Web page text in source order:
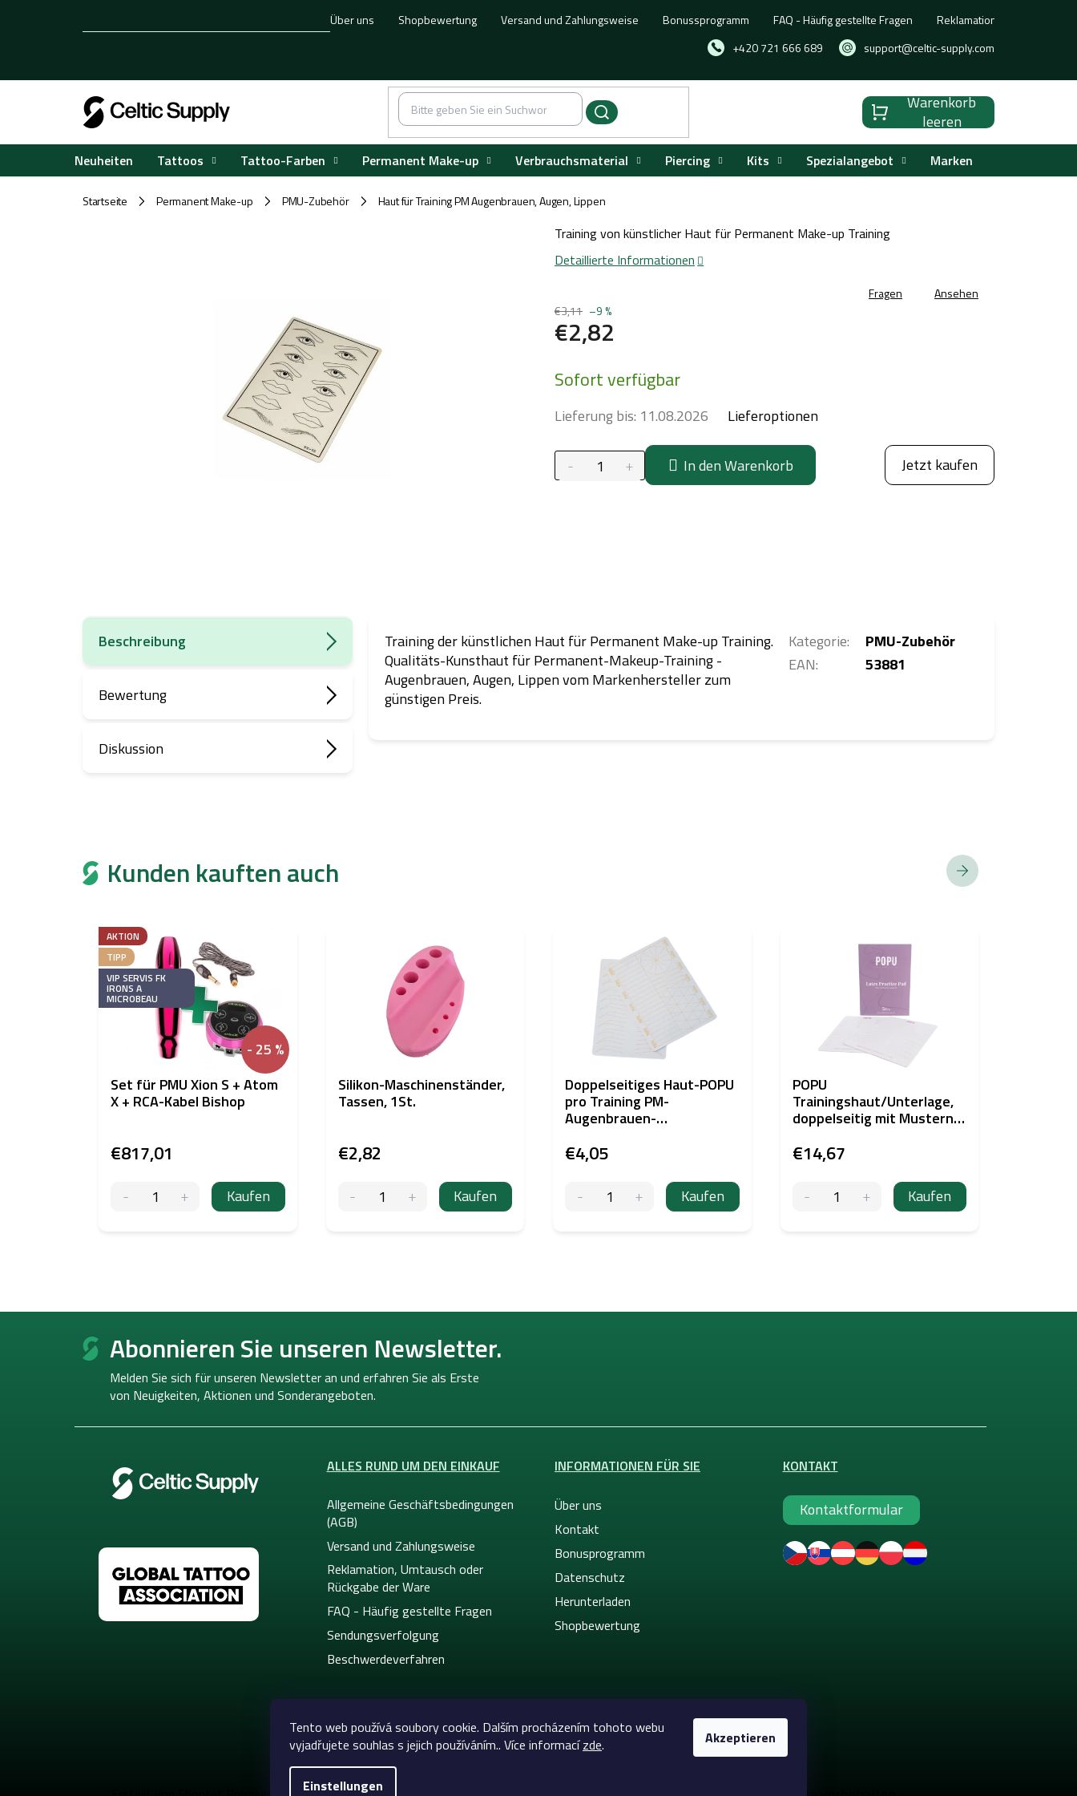
Tento web používá soubory cookie. Dalším procházením tohoto webu
vyjadřujete souhlas s jejich používáním.. Více informacízde.
Einstellungen
Akzeptieren
+420 721 666 689 support@celtic-supply.com
Über uns Shopbewertung Versand und Zahlungsweise Bonussprogramm FAQ - Häufig gestellte Fragen Reklamation, Umtausch
Warenkorb
Warenkorb
leeren
Neuheiten Tattoos Tattoo-Farben Permanent Make-up Verbrauchsmaterial Piercing Kits Spezialangebot Marken
Startseite / Permanent Make-up / PMU-Zubehör / Haut für Training PM Augenbrauen, Augen, Lippen
€3,11 –9 %
€2,82
Sofort verfügbar
Lieferung bis: 11.08.2026 Lieferoptionen
In den Warenkorb Jetzt kaufen
Training von künstlicher Haut für Permanent Make-up Training
Detaillierte Informationen
Fragen Ansehen
Beschreibung
Bewertung
Diskussion
Training der künstlichen Haut für Permanent Make-up Training.
Qualitäts-Kunsthaut für Permanent-Makeup-Training -
Augenbrauen, Augen, Lippen vom Markenhersteller zum
günstigen Preis.
Kategorie:
PMU-Zubehör
EAN: 53881
Kunden kauften auch
- 25 %
AKTION
TIPP
VIP SERVIS FK
IRONS A
MICROBEAU
Set für PMU Xion S + Atom
X + RCA-Kabel Bishop
€817,01
Kaufen
Silikon-Maschinenständer,
Tassen, 1St.
€2,82
Kaufen
Doppelseitiges Haut-POPU
pro Training PM-
Augenbrauen-
€4,05
Kaufen
POPU
Trainingshaut/Unterlage,
doppelseitig mit Mustern,
€14,67
Kaufen
F
Abonnieren Sie unseren Newsletter.
Melden Sie sich für unseren Newsletter an und erfahren Sie als Erste
von Neuigkeiten, Aktionen und Sonderangeboten.
ALLES RUND UM DEN EINKAUF
Allgemeine Geschäftsbedingungen
(AGB)
Versand und Zahlungsweise
Reklamation, Umtausch oder
Rückgabe der Ware
FAQ - Häufig gestellte Fragen
Sendungsverfolgung
Beschwerdeverfahren
INFORMATIONEN FÜR SIE
Über uns
Kontakt
Bonusprogramm
Datenschutz
Herunterladen
Shopbewertung
KONTAKT
Kontaktformular